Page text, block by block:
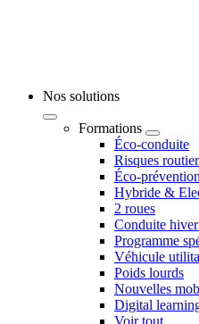
Nos solutions
Formations
Éco-conduite
Risques
Éco-prévention
Hybride &
2 roues
Conduite
Programme
Véhicule
Poids lourds
Nouvelles
Digital
Voir tout